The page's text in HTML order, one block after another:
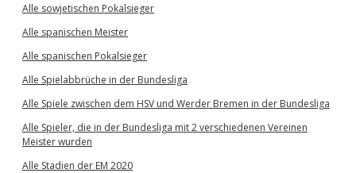
Alle sowjetischen Pokalsieger
Alle spanischen Meister
Alle spanischen Pokalsieger
Alle Spielabbrüche in der Bundesliga
Alle Spiele zwischen dem HSV und Werder Bremen in der Bundesliga
Alle Spieler, die in der Bundesliga mit 2 verschiedenen Vereinen
Meister wurden
Alle Stadien der EM 2020